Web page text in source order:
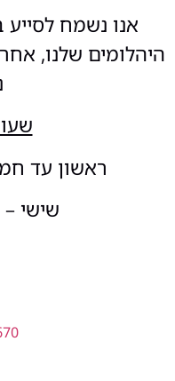
אנו נשמח לסייע
היהלומים שלנו,
ראשון עד חמישי –
שישי – 08:00-14:00